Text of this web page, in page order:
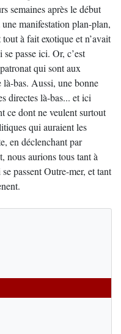
semaines après le début
manifestation plan-plan,
à fait exotique et n’avait
passe ici. Or, c’est
qui sont aux
là-bas. Aussi, une bonne
directes là-bas... et ici
ce dont ne veulent surtout
qui auraient les
en déclenchant par
nous aurions tous tant à
passent Outre-mer, et tant